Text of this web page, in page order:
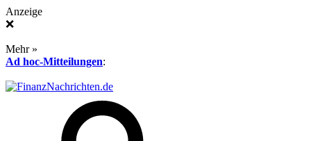
Anzeige
❌
Mehr »
Ad hoc-Mitteilungen: